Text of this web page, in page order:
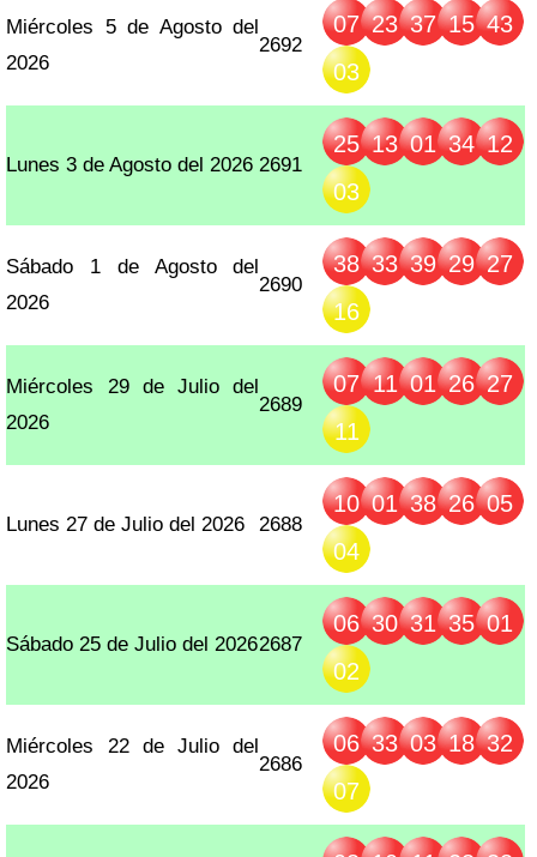
Miércoles 5 de Agosto del
2026
2692
07 23 37 15 43
03
Lunes 3 de Agosto del 2026 2691
25 13 01 34 12
03
Sábado 1 de Agosto del
2026
2690
38 33 39 29 27
16
Miércoles 29 de Julio del
2026
2689
07 11 01 26 27
11
Lunes 27 de Julio del 2026 2688
10 01 38 26 05
04
Sábado 25 de Julio del 20262687
06 30 31 35 01
02
Miércoles 22 de Julio del
2026
2686
06 33 03 18 32
07